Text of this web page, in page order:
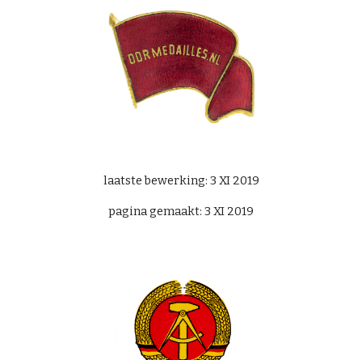
laatste bewerking: 3 XI 2019
pagina gemaakt: 3 XI 2019